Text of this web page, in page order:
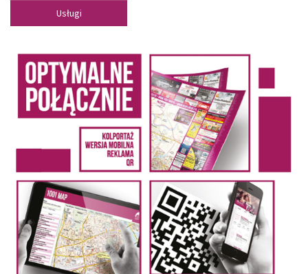
Usługi